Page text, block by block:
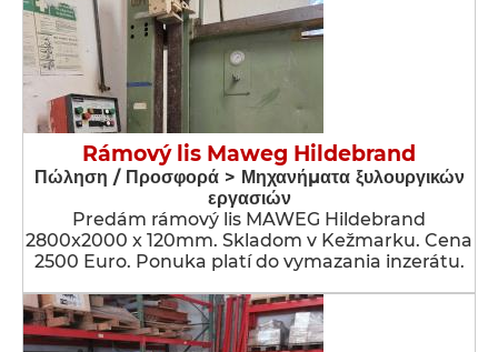
Rámový lis Maweg Hildebrand
Πώληση / Προσφορά > Μηχανήματα ξυλουργικών
εργασιών
Predám rámový lis MAWEG Hildebrand
2800x2000 x 120mm. Skladom v Kežmarku. Cena
2500 Euro. Ponuka platí do vymazania inzerátu.